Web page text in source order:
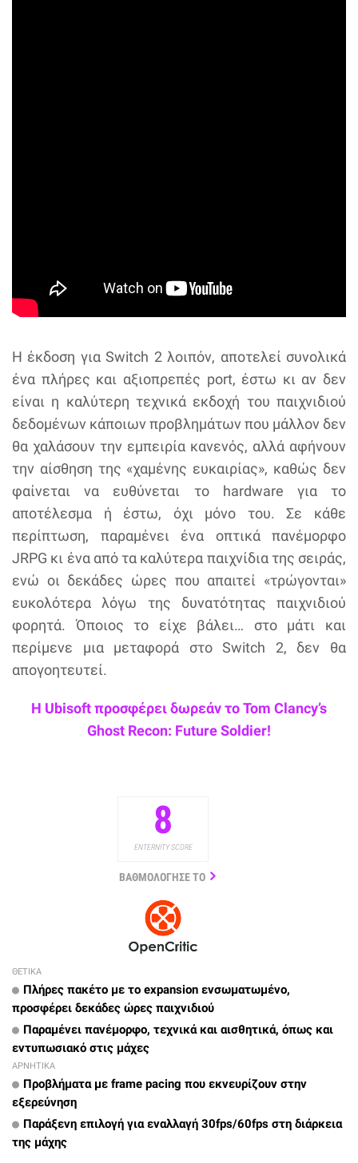
Η έκδοση για Switch 2 λοιπόν, αποτελεί συνολικά
ένα πλήρες και αξιοπρεπές port, έστω κι αν δεν
είναι η καλύτερη τεχνικά εκδοχή του παιχνιδιού
δεδομένων κάποιων προβλημάτων που μάλλον δεν
θα χαλάσουν την εμπειρία κανενός, αλλά αφήνουν
την αίσθηση της «χαμένης ευκαιρίας», καθώς δεν
φαίνεται να ευθύνεται το hardware για το
αποτέλεσμα ή έστω, όχι μόνο του. Σε κάθε
περίπτωση, παραμένει ένα οπτικά πανέμορφο
JRPG κι ένα από τα καλύτερα παιχνίδια της σειράς,
ενώ οι δεκάδες ώρες που απαιτεί «τρώγονται»
ευκολότερα λόγω της δυνατότητας παιχνιδιού
φορητά. Όποιος το είχε βάλει… στο μάτι και
περίμενε μια μεταφορά στο Switch 2, δεν θα
απογοητευτεί.
Η Ubisoft προσφέρει δωρεάν το Tom Clancy’s
Ghost Recon: Future Soldier!
8
ENTERNITY SCORE
ΒΑΘΜΟΛΟΓΗΣΕ ΤΟ
ΘΕΤΙΚΑ
Πλήρες πακέτο με το expansion ενσωματωμένο,
προσφέρει δεκάδες ώρες παιχνιδιού
Παραμένει πανέμορφο, τεχνικά και αισθητικά, όπως και
εντυπωσιακό στις μάχες
ΑΡΝΗΤΙΚΑ
Προβλήματα με frame pacing που εκνευρίζουν στην
εξερεύνηση
Παράξενη επιλογή για εναλλαγή 30fps/60fps στη διάρκεια
της μάχης